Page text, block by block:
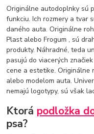
Originálne autodoplnky sú
funkciu. Ich rozmery a tvar
daného auta. Originálne
Plast alebo Frogum , sú
produkty. Náhradné, teda
pasujú do viacerých
cene a estetike. Originálne
alebo modelom auta.
nemajú logotypy, sú však
Ktorá podložka
psa?